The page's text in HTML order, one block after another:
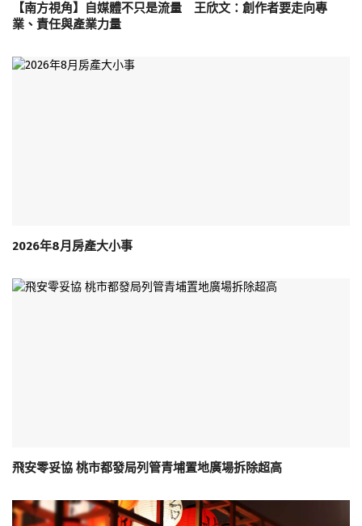
【南方視角】自媒體不只是流量 王欣文：創作者要走向專
業、責任與產業力量
2026年8月房產大小事
飛安零妥協 桃市都發局列管青埔置地廣場拆除超高